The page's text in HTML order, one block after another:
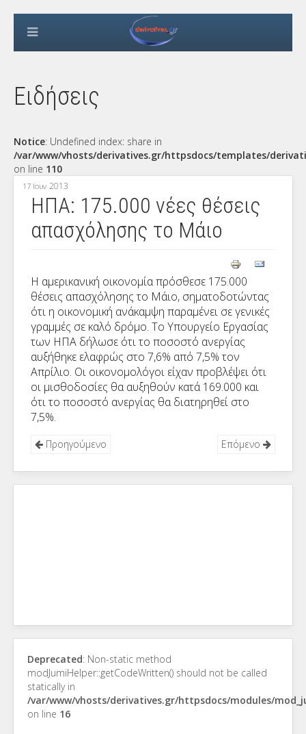
Ειδήσεις
Notice: Undefined index: share in
/var/www/vhosts/derivatives.gr/httpsdocs/templates/
on line 110
17 Ιουν 2013
ΗΠΑ: 175.000 νέες θέσεις
απασχόλησης το Μάιο
Η αμερικανική οικονομία πρόσθεσε 175.000
θέσεις απασχόλησης το Μάιο, σηματοδοτώντας
ότι η οικονομική ανάκαμψη παραμένει σε γενικές
γραμμές σε καλό δρόμο. Το Υπουργείο Εργασίας
των ΗΠΑ δήλωσε ότι το ποσοστό ανεργίας
αυξήθηκε ελαφρώς στο 7,6% από 7,5% τον
Απρίλιο. Οι οικονομολόγοι είχαν προβλέψει ότι
οι μισθοδοσίες θα αυξηθούν κατά 169.000 και
ότι το ποσοστό ανεργίας θα διατηρηθεί στο
7,5%.
Προηγούμενο Επόμενο
Deprecated: Non-static method
modJumiHelper::getCodeWritten() should not be called
statically in
/var/www/vhosts/derivatives.gr/httpsdocs/modules/
on line 16